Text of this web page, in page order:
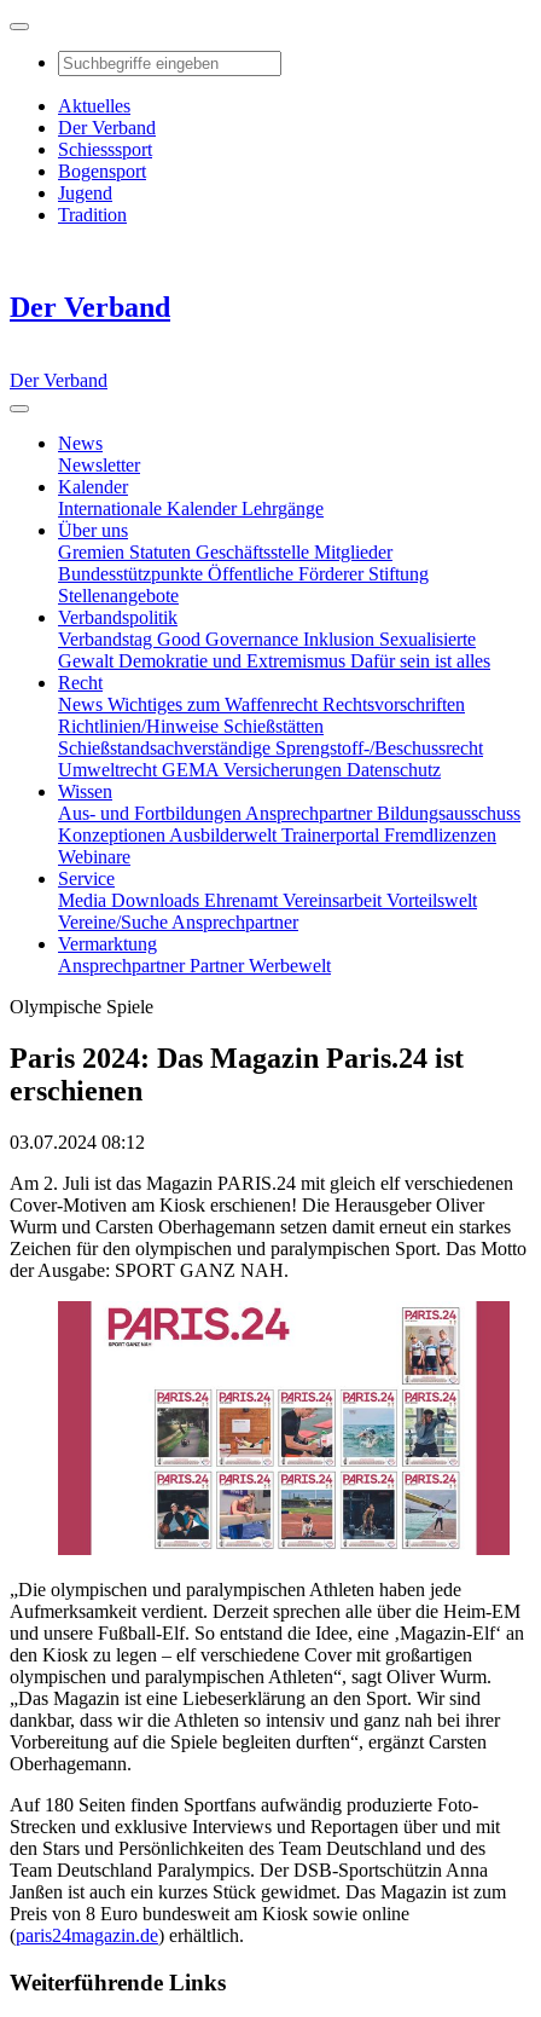
Aktuelles
Der Verband
Schiesssport
Bogensport
Jugend
Tradition
Der Verband
Der Verband
News
Newsletter
Kalender
Internationale KalenderLehrgänge
Über uns
Gremien Statuten Geschäftsstelle Mitglieder
Bundesstützpunkte Öffentliche Förderer Stiftung
Stellenangebote
Verbandspolitik
Verbandstag Good Governance Inklusion Sexualisierte
Gewalt Demokratie und Extremismus Dafür sein ist alles
Recht
News Wichtiges zum Waffenrecht Rechtsvorschriften
Richtlinien/Hinweise Schießstätten
Schießstandsachverständige Sprengstoff-/Beschussrecht
Umweltrecht GEMA Versicherungen Datenschutz
Wissen
Aus- und Fortbildungen AnsprechpartnerBildungsausschuss
Konzeptionen Ausbilderwelt Trainerportal Fremdlizenzen
Webinare
Service
Media Downloads Ehrenamt Vereinsarbeit Vorteilswelt
Vereine/Suche Ansprechpartner
Vermarktung
AnsprechpartnerPartnerWerbewelt
Olympische Spiele
Paris 2024: Das Magazin Paris.24 ist
erschienen
03.07.2024 08:12
Am 2. Juli ist das Magazin PARIS.24 mit gleich elf verschiedenen
Cover-Motiven am Kiosk erschienen! Die Herausgeber Oliver
Wurm und Carsten Oberhagemann setzen damit erneut ein starkes
Zeichen für den olympischen und paralympischen Sport. Das Motto
der Ausgabe: SPORT GANZ NAH.
„Die olympischen und paralympischen Athleten haben jede
Aufmerksamkeit verdient. Derzeit sprechen alle über die Heim-EM
und unsere Fußball-Elf. So entstand die Idee, eine ‚Magazin-Elf‘ an
den Kiosk zu legen – elf verschiedene Cover mit großartigen
olympischen und paralympischen Athleten“, sagt Oliver Wurm.
„Das Magazin ist eine Liebeserklärung an den Sport. Wir sind
dankbar, dass wir die Athleten so intensiv und ganz nah bei ihrer
Vorbereitung auf die Spiele begleiten durften“, ergänzt Carsten
Oberhagemann.
Auf 180 Seiten finden Sportfans aufwändig produzierte Foto-
Strecken und exklusive Interviews und Reportagen über und mit
den Stars und Persönlichkeiten des Team Deutschland und des
Team Deutschland Paralympics. Der DSB-Sportschützin Anna
Janßen ist auch ein kurzes Stück gewidmet. Das Magazin ist zum
Preis von 8 Euro bundesweit am Kiosk sowie online
(paris24magazin.de) erhältlich.
Weiterführende Links